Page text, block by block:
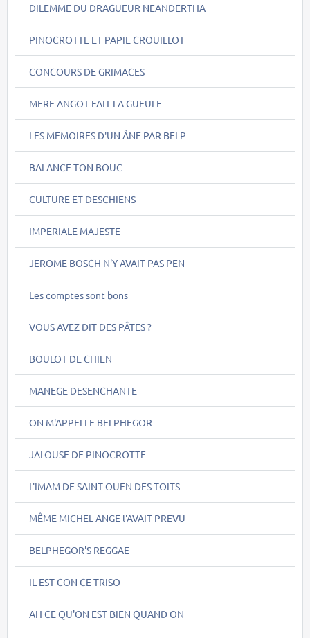
DILEMME DU DRAGUEUR NEANDERTHA
PINOCROTTE ET PAPIE CROUILLOT
CONCOURS DE GRIMACES
MERE ANGOT FAIT LA GUEULE
LES MEMOIRES D'UN ÂNE PAR BELP
BALANCE TON BOUC
CULTURE ET DESCHIENS
IMPERIALE MAJESTE
JEROME BOSCH N'Y AVAIT PAS PEN
Les comptes sont bons
VOUS AVEZ DIT DES PÂTES ?
BOULOT DE CHIEN
MANEGE DESENCHANTE
ON M'APPELLE BELPHEGOR
JALOUSE DE PINOCROTTE
L'IMAM DE SAINT OUEN DES TOITS
MÊME MICHEL-ANGE l'AVAIT PREVU
BELPHEGOR'S REGGAE
IL EST CON CE TRISO
AH CE QU'ON EST BIEN QUAND ON